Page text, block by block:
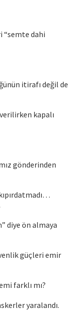
“semte dahi
itirafı değil de
kapalı
gönderinden
diye ön almaya
güçleri emir
farklı mı?
yaralandı.